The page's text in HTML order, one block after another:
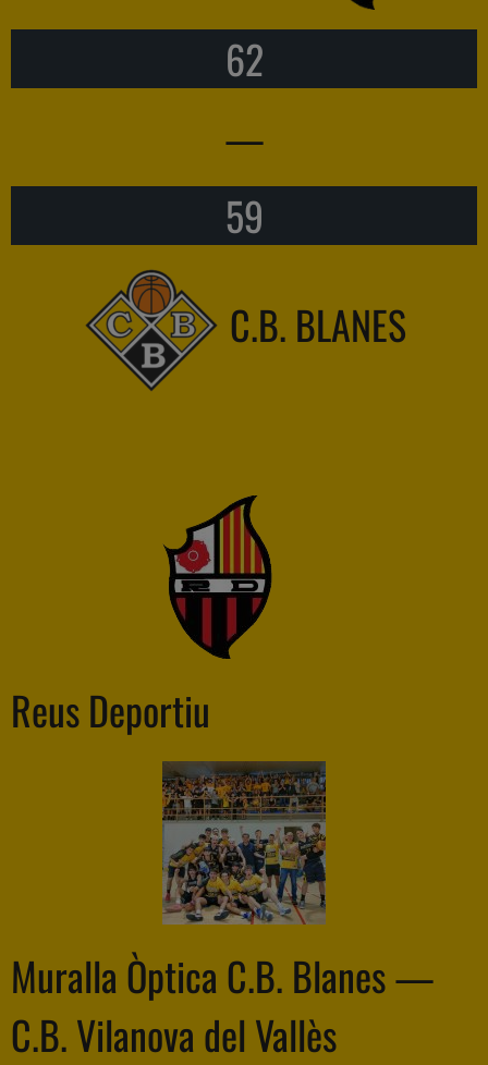
62
—
59
C.B. BLANES
Reus Deportiu
Muralla Òptica C.B. Blanes —
C.B. Vilanova del Vallès